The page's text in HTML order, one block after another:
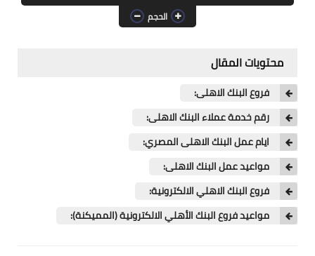
وسائل نقلالحجم
محتويات المقال
فروع البنك الاهلى:
رقم خدمة عملاء البنك الاهلى:
ايام عمل البنك الاهلى المصري:
مواعيد عمل البنك الاهلى:
فروع البنك الاهلي الالكترونية:
مواعيد فروع البنك الأهلي الالكترونية (المميكنة):